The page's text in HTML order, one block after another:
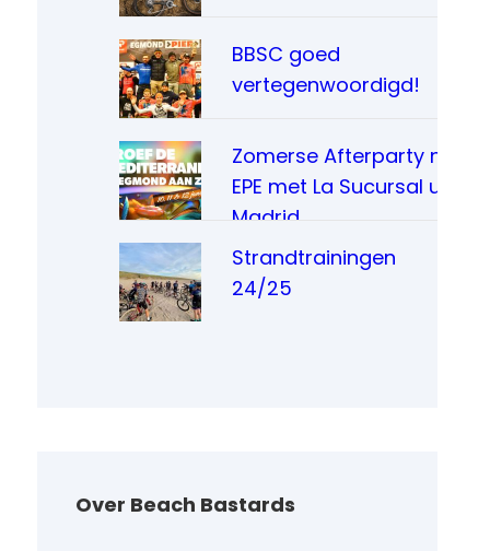
BBSC goed
vertegenwoordigd!
Zomerse Afterparty na
EPE met La Sucursal uit
Madrid
Strandtrainingen
24/25
Over Beach Bastards